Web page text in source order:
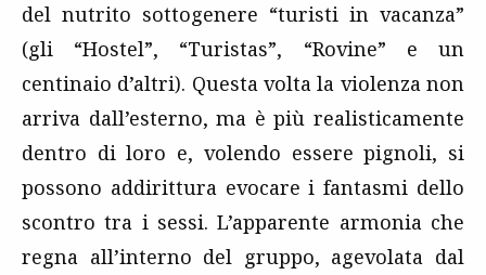
del nutrito sottogenere “turisti in vacanza”
(gli “Hostel”, “Turistas”, “Rovine” e un
centinaio d’altri). Questa volta la violenza non
arriva dall’esterno, ma è più realisticamente
dentro di loro e, volendo essere pignoli, si
possono addirittura evocare i fantasmi dello
scontro tra i sessi. L’apparente armonia che
regna all’interno del gruppo, agevolata dal